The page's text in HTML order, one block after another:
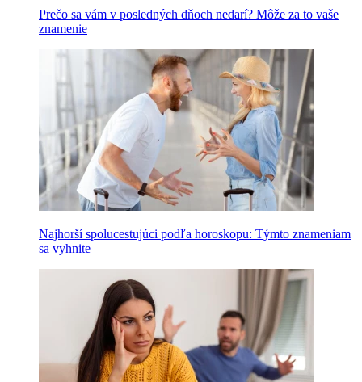
Prečo sa vám v posledných dňoch nedarí? Môže za to vaše
znamenie
Najhorší spolucestujúci podľa horoskopu: Týmto znameniam
sa vyhnite